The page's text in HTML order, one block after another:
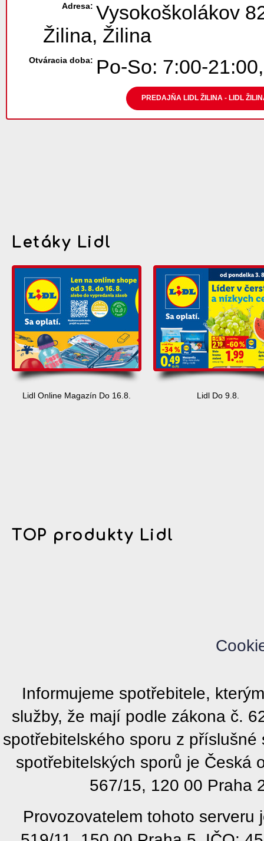
Adresa: Vysokoškolákov
Žilina, Žilina
Otváracia doba: Po-So: 7:00-
PREDAJŇA LIDL ŽILINA - LIDL
Letáky Lidl
Lidl Online Magazín Do 16.8. Lidl Do 9.8.
TOP produkty Lidl
Informujeme spotřebitele,
služby, že mají podle zákona č.
spotřebitelského sporu z
spotřebitelských sporů je Česká
567/15, 120 00 Praha
Provozovatelem tohoto